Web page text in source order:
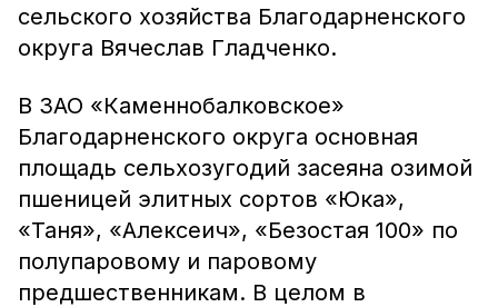
сельского хозяйства Благодарненского
округа Вячеслав Гладченко.
В ЗАО «Каменнобалковское»
Благодарненского округа основная
площадь сельхозугодий засеяна озимой
пшеницей элитных сортов «Юка»,
«Таня», «Алексеич», «Безостая 100» по
полупаровому и паровому
предшественникам. В целом в